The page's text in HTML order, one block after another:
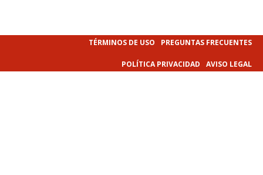
TÉRMINOS DE USO PREGUNTAS FRECUENTES
POLÍTICA PRIVACIDAD AVISO LEGAL